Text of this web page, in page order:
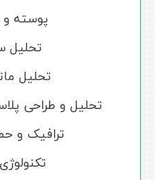
پوسته
تحلیل
تحلیل
تحلیل و طراحی
ترافیک و